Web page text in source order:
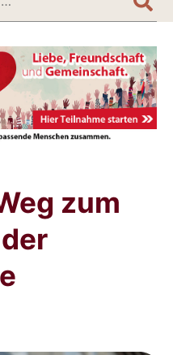
zum